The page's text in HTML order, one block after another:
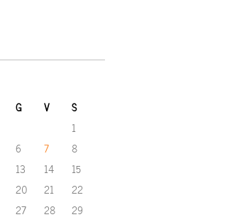
G V S
1
6 7
8
13 14
15
20 21
22
27 28
29